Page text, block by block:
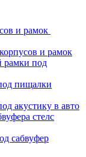
и рамок
и рамок
рамки под
пищалки
акустику в авто
стелс
сабвуфер